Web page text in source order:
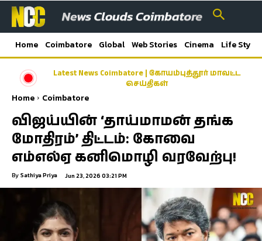
Home Coimbatore Global Web Stories Cinema Life Style
Latest News Coimbatore | கோயம்புத்தூர் மாவட்ட
செய்திகள்
Home Coimbatore
விஜய்யின் ‘தாய்மாமன் தங்க
மோதிரம்’ திட்டம்: கோவை
எம்எல்ஏ கனிமொழி வரவேற்பு!
By Sathiya Priya Jun 23, 2026 03:21 PM